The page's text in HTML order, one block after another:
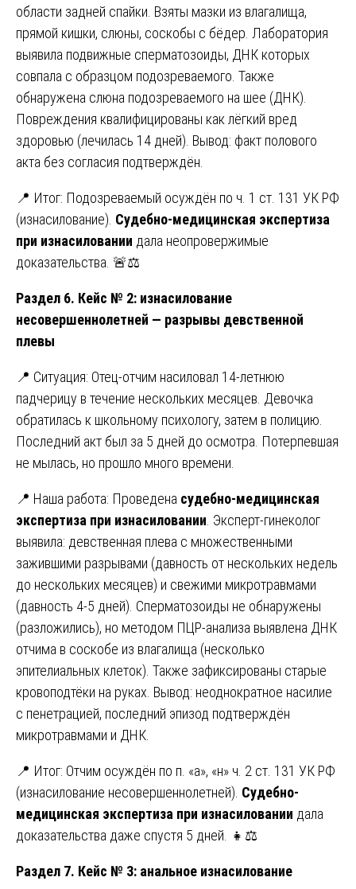
области задней спайки. Взяты мазки из влагалища,
прямой кишки, слюны, соскобы с бёдер. Лаборатория
выявила подвижные сперматозоиды, ДНК которых
совпала с образцом подозреваемого. Также
обнаружена слюна подозреваемого на шее (ДНК).
Повреждения квалифицированы как лёгкий вред
здоровью (лечилась 14 дней). Вывод: факт полового
акта без согласия подтверждён.
📍 Итог: Подозреваемый осуждён по ч. 1 ст. 131 УК РФ
(изнасилование). Судебно-медицинская экспертиза
при изнасиловании дала неопровержимые
доказательства. 🚨⚖️
Раздел 6. Кейс № 2: изнасилование
несовершеннолетней — разрывы девственной
плевы
📍 Ситуация: Отец-отчим насиловал 14-летнюю
падчерицу в течение нескольких месяцев. Девочка
обратилась к школьному психологу, затем в полицию.
Последний акт был за 5 дней до осмотра. Потерпевшая
не мылась, но прошло много времени.
📍 Наша работа: Проведена судебно-медицинская
экспертиза при изнасиловании . Эксперт-гинеколог
выявила: девственная плева с множественными
зажившими разрывами (давность от нескольких недель
до нескольких месяцев) и свежими микротравмами
(давность 4-5 дней). Сперматозоиды не обнаружены
(разложились), но методом ПЦР-анализа выявлена ДНК
отчима в соскобе из влагалища (несколько
эпителиальных клеток). Также зафиксированы старые
кровоподтёки на руках. Вывод: неоднократное насилие
с пенетрацией, последний эпизод подтверждён
микротравмами и ДНК.
📍 Итог: Отчим осуждён по п. «а», «н» ч. 2 ст. 131 УК РФ
(изнасилование несовершеннолетней). Судебно-
медицинская экспертиза при изнасиловании дала
доказательства даже спустя 5 дней. 👧⚖️
Раздел 7. Кейс № 3: анальное изнасилование